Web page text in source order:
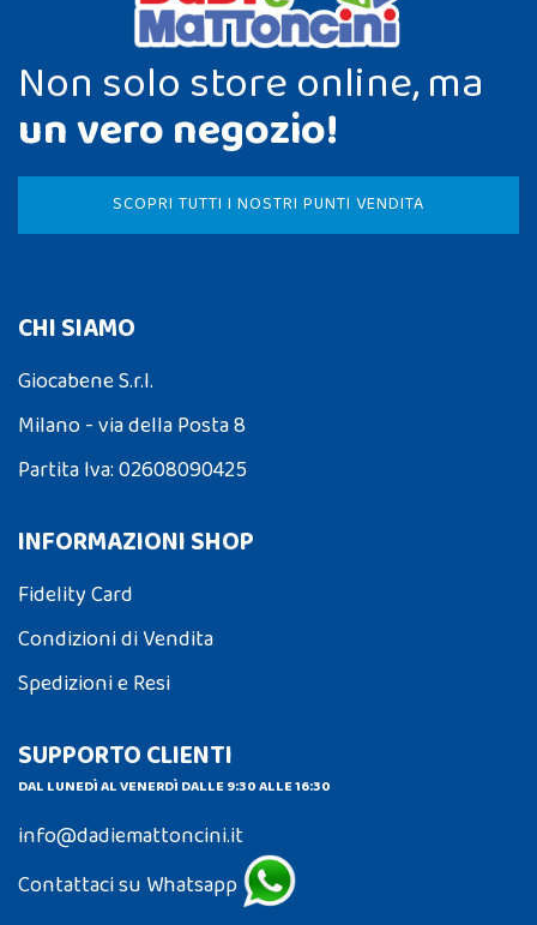
Non solo store online, ma
un vero negozio!
SCOPRI TUTTI I NOSTRI PUNTI VENDITA
CHI SIAMO
Giocabene S.r.l.
Milano - via della Posta 8
Partita Iva: 02608090425
INFORMAZIONI SHOP
Fidelity Card
Condizioni di Vendita
Spedizioni e Resi
SUPPORTO CLIENTI
DAL LUNEDÌ AL VENERDÌ DALLE 9:30 ALLE 16:30
info@dadiemattoncini.it
Contattaci su Whatsapp